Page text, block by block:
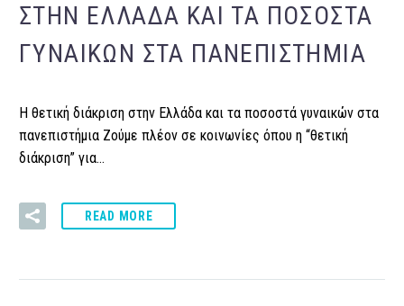
ΣΤΗΝ ΕΛΛΆΔΑ ΚΑΙ ΤΑ ΠΟΣΟΣΤΆ
ΓΥΝΑΙΚΏΝ ΣΤΑ ΠΑΝΕΠΙΣΤΉΜΙΑ
Η θετική διάκριση στην Ελλάδα και τα ποσοστά γυναικών στα
πανεπιστήμια Ζούμε πλέον σε κοινωνίες όπου η “θετική
διάκριση” για…
READ MORE